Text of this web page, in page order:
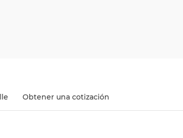
Obtener una cotización